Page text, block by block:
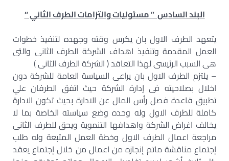
البند السادس ” مسئوليات والتزامات الطرف الثاني “
يتعهد الطرف الاول بان يكرس وقته وجهده لتنفيذ خطوات
العمل المقدمة وتنفيذ اهداف الشركة الطرف الثانى والتى
هى السبب الرئيسى لهذا التعاقد ( الشركة الطرف الثانى )
– يلتزم الطرف الاول بان يراعى السياسة العامة للشركة دون
اخلال بصلاحيته فى إدارة الشركة حيث اتفق الطرفان علي
تطبيق قاعدة فصل رأس المال عن الادارة بحيث تكون الادارة
كاملة للطرف الاول وله وحده وضع سياسته الخاصة بما لا
يخالف اغراض الشركة واهدافها التنموية ويحق للطرف الثانى
مراجعة اعمال الطرف الاول وخطة العمل المتبعة وله طلب
إجتماع مناقشة ماتم إنجازه من اعمال من خلال إجتماع يعقد